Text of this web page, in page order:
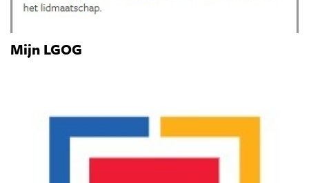
Mijn LGOG